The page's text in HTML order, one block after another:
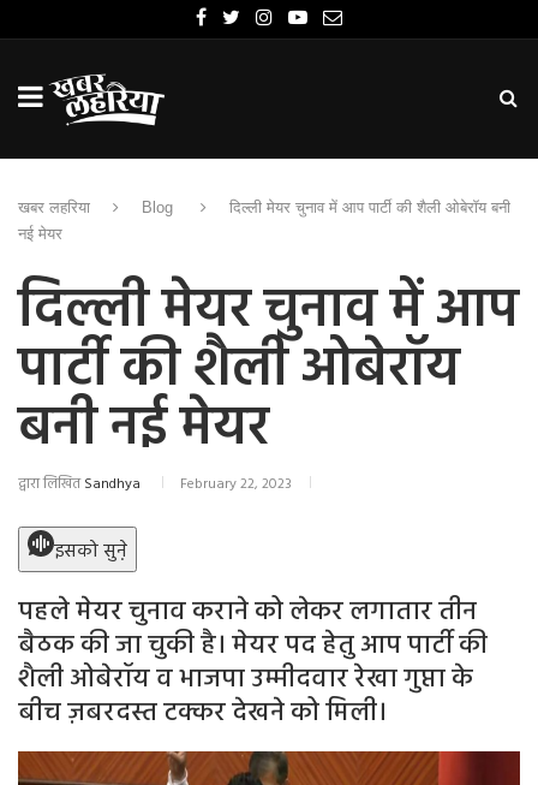
खबर लहरिया Blog
दिल्ली मेयर चुनाव में आप पार्टी की शैली ओबेरॉय बनी
नई मेयर
दिल्ली मेयर चुनाव में आप
पार्टी की शैली ओबेरॉय
बनी नई मेयर
द्वारा लिखितSandhya February 22, 2023
इसको सुने़
पहले मेयर चुनाव कराने को लेकर लगातार तीन
बैठक की जा चुकी है। मेयर पद हेतु आप पार्टी की
शैली ओबेरॉय व भाजपा उम्मीदवार रेखा गुप्ता के
बीच ज़बरदस्त टक्कर देखने को मिली।